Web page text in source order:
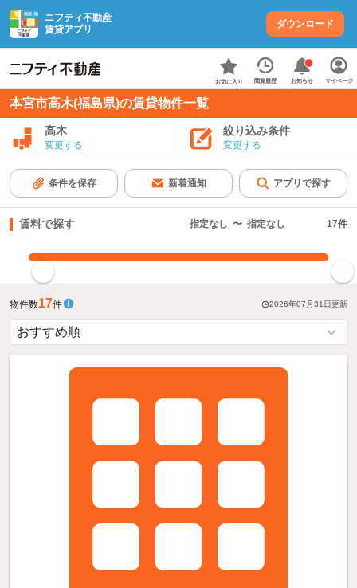
ニフティ不動産
賃貸アプリ
ダウンロード
お気に入り 閲覧履歴 お知らせ マイページ
本宮市高木(福島県)の賃貸物件一覧
高木
変更する
絞り込み条件
変更する
条件を保存 新着通知 アプリで探す
賃料で探す 指定なし 〜 指定なし 17件
物件数17件 2026年07月31日更新